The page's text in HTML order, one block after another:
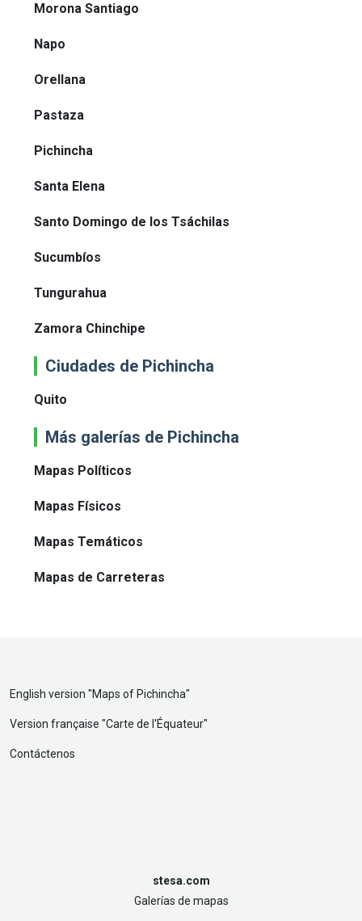
Morona Santiago
Napo
Orellana
Pastaza
Pichincha
Santa Elena
Santo Domingo de los Tsáchilas
Sucumbíos
Tungurahua
Zamora Chinchipe
Ciudades de Pichincha
Quito
Más galerías de Pichincha
Mapas Políticos
Mapas Físicos
Mapas Temáticos
Mapas de Carreteras
English version "Maps of Pichincha"
Version française "Carte de l'Équateur"
Contáctenos
stesa.com
Galerías de mapas